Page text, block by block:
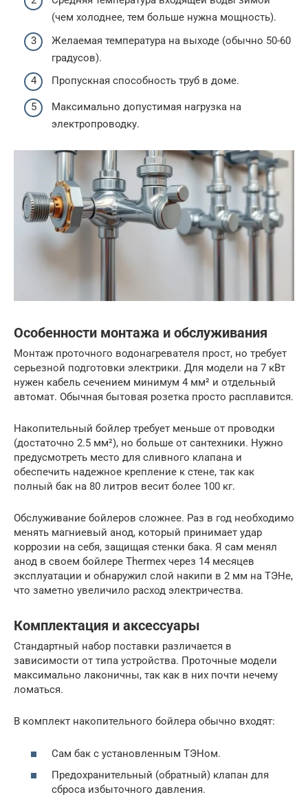
(чем холоднее, тем больше нужна мощность).
Желаемая температура на выходе (обычно 50-60
градусов).
Пропускная способность труб в доме.
Максимально допустимая нагрузка на
электропроводку.
Особенности монтажа и обслуживания
Монтаж проточного водонагревателя прост, но требует
серьезной подготовки электрики. Для модели на 7 кВт
нужен кабель сечением минимум 4 мм² и отдельный
автомат. Обычная бытовая розетка просто расплавится.
Накопительный бойлер требует меньше от проводки
(достаточно 2.5 мм²), но больше от сантехники. Нужно
предусмотреть место для сливного клапана и
обеспечить надежное крепление к стене, так как
полный бак на 80 литров весит более 100 кг.
Обслуживание бойлеров сложнее. Раз в год необходимо
менять магниевый анод, который принимает удар
коррозии на себя, защищая стенки бака. Я сам менял
анод в своем бойлере Thermex через 14 месяцев
эксплуатации и обнаружил слой накипи в 2 мм на ТЭНе,
что заметно увеличило расход электричества.
Комплектация и аксессуары
Стандартный набор поставки различается в
зависимости от типа устройства. Проточные модели
максимально лаконичны, так как в них почти нечему
ломаться.
В комплект накопительного бойлера обычно входят:
Сам бак с установленным ТЭНом.
Предохранительный (обратный) клапан для
сброса избыточного давления.